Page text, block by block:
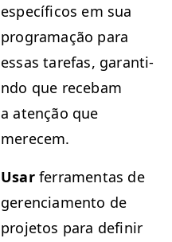
especí­fi­cos em sua
pro­gra­mação para
essas tare­fas, garan­ti­
n­do que rece­bam
a atenção que
merecem.
Usarfer­ra­men­tas de
geren­ci­a­men­to de
pro­je­tos para definir